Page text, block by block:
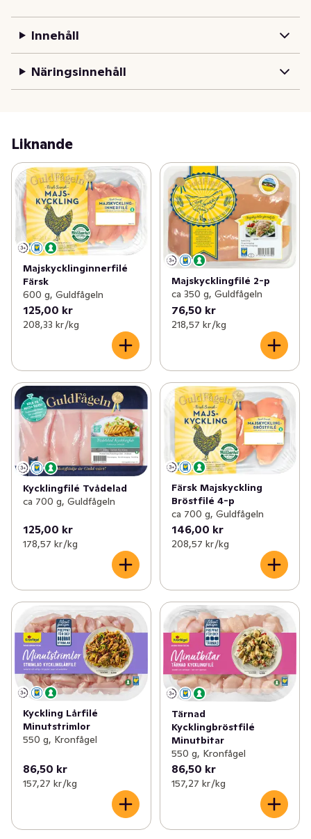
Innehåll
Näringsinnehåll
Liknande
Majskycklinginnerfilé
Färsk
600 g, Guldfågeln
125,00 kr
208,33 kr /kg
Majskycklingfilé 2-p
ca 350 g, Guldfågeln
76,50 kr
218,57 kr /kg
Kycklingfilé Tvådelad
ca 700 g, Guldfågeln
125,00 kr
178,57 kr /kg
Färsk Majskyckling
Bröstfilé 4-p
ca 700 g, Guldfågeln
146,00 kr
208,57 kr /kg
Kyckling Lårfilé
Minutstrimlor
550 g, Kronfågel
86,50 kr
157,27 kr /kg
Tärnad
Kycklingbröstfilé
Minutbitar
550 g, Kronfågel
86,50 kr
157,27 kr /kg